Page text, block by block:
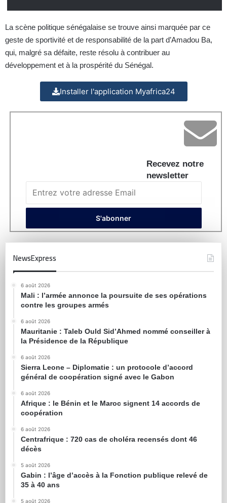
La scène politique sénégalaise se trouve ainsi marquée par ce
geste de sportivité et de responsabilité de la part d’Amadou Ba,
qui, malgré sa défaite, reste résolu à contribuer au
développement et à la prospérité du Sénégal.
Installer l'application Myafrica24
Recevez notre
newsletter
NewsExpress
6 août 2026
Mali : l’armée annonce la poursuite de ses opérations
contre les groupes armés
6 août 2026
Mauritanie : Taleb Ould Sid’Ahmed nommé conseiller à
la Présidence de la République
6 août 2026
Sierra Leone – Diplomatie : un protocole d’accord
général de coopération signé avec le Gabon
6 août 2026
Afrique : le Bénin et le Maroc signent 14 accords de
coopération
6 août 2026
Centrafrique : 720 cas de choléra recensés dont 46
décès
5 août 2026
Gabin : l’âge d’accès à la Fonction publique relevé de
35 à 40 ans
5 août 2026